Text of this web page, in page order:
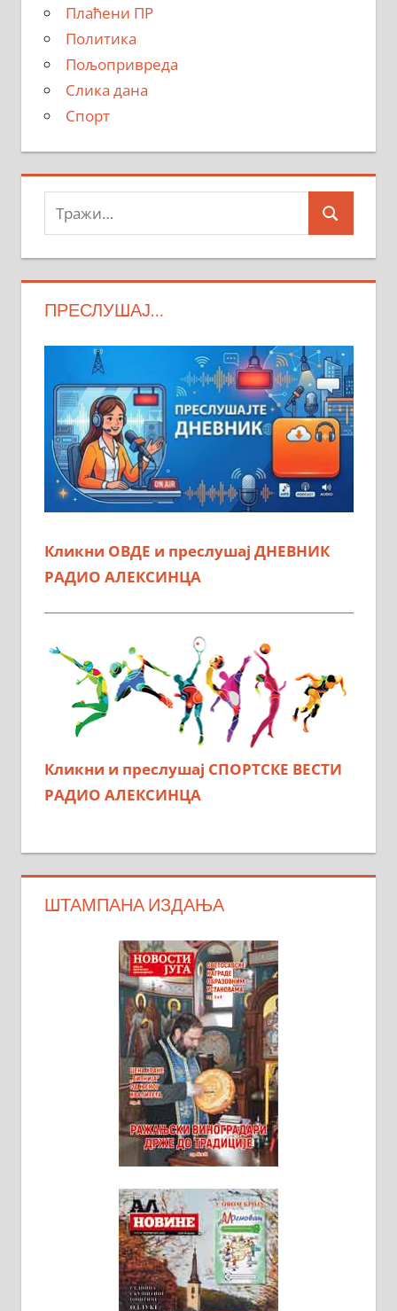
Плаћени ПР
Политика
Пољопривреда
Слика дана
Спорт
Тражи:
Search
ПРЕСЛУШАЈ…
Кликни ОВДЕ и преслушај ДНЕВНИК
РАДИО АЛЕКСИНЦА
Кликни и преслушај СПОРТСКЕ ВЕСТИ
РАДИО АЛЕКСИНЦА
ШТАМПАНА ИЗДАЊА